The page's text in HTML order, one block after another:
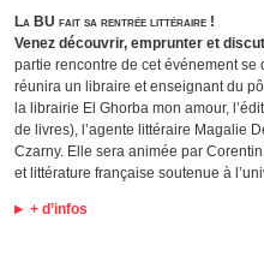
La BU fait sa rentrée littéraire !
Venez découvrir, emprunter et
partie rencontre de cet événement se
réunira un libraire et enseignant du
la librairie El Ghorba mon amour,
de livres), l’agente littéraire Magalie
Czarny. Elle sera animée par
et littérature française soutenue à
+ d’infos